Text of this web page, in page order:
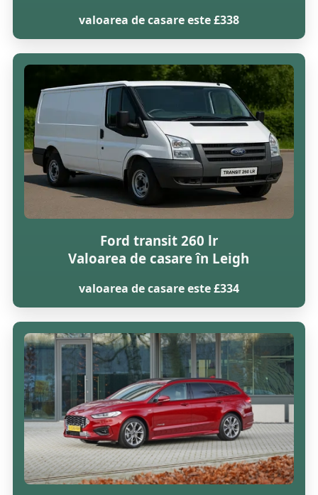
valoarea de casare este £338
Ford transit 260 lr
Valoarea de casare în Leigh
valoarea de casare este £334